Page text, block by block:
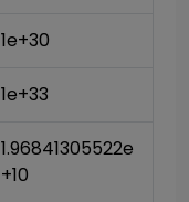
1e+30
1e+33
1.96841305522e
+10